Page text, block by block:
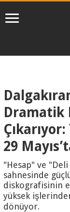
Dramatik
29
"Hesap" ve
sahnesinde
diskografisinin
yüksek
dönüyor.